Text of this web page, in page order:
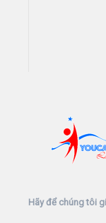
Hãy để chúng tôi